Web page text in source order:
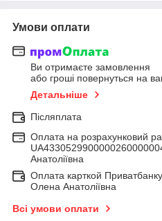
Умови оплати
Ви отримаєте замовлення
або гроші повернуться на
Детальніше
Післяплата
Оплата на розрахунковий
Анатоліївна
Оплата карткой
Олена Анатоліївна
Всі умови оплати